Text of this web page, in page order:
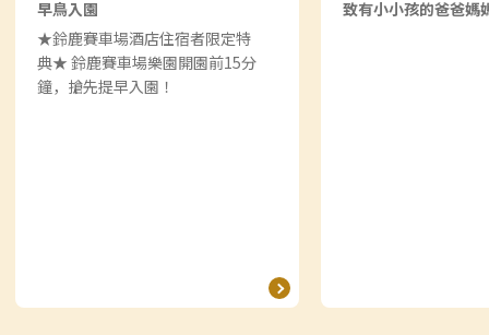
早鳥入園
★鈴鹿賽車場酒店住宿者限定特
典★ 鈴鹿賽車場樂園開園前15分
鐘，搶先提早入園！
致有小小孩的爸爸媽